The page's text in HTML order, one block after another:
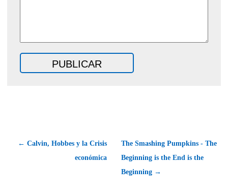
← Calvin, Hobbes y la Crisis
económica
The Smashing Pumpkins - The
Beginning is the End is the
Beginning →